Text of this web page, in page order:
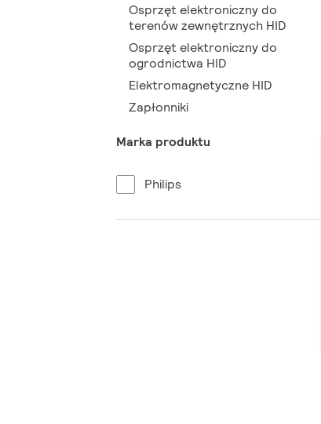
Osprzęt elektroniczny do
terenów zewnętrznych HID
Osprzęt elektroniczny do
ogrodnictwa HID
Elektromagnetyczne HID
Zapłonniki
Marka produktu
Philips